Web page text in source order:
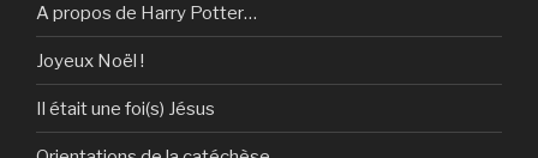
A propos de Harry Potter…
Joyeux Noël !
Il était une foi(s) Jésus